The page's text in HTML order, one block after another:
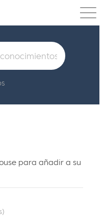
Precios
para añadir a su